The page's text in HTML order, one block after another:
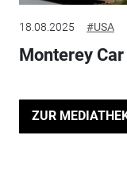
18.08.2025 #USA
Monterey
ZUR